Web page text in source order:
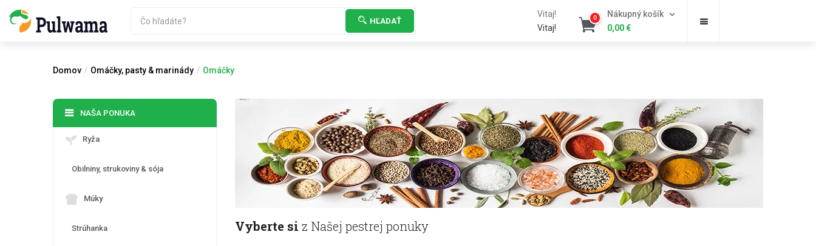
HĽADAŤ
Vitaj!
Vitaj!
Nákupný košík
0
0,00€
Domov Omáčky, pasty & marinády Omáčky
Vyberte si z Našej pestrej ponuky
NAŠA PONUKA
Ryža
Obilniny, strukoviny & sója
Múky
Strúhanka